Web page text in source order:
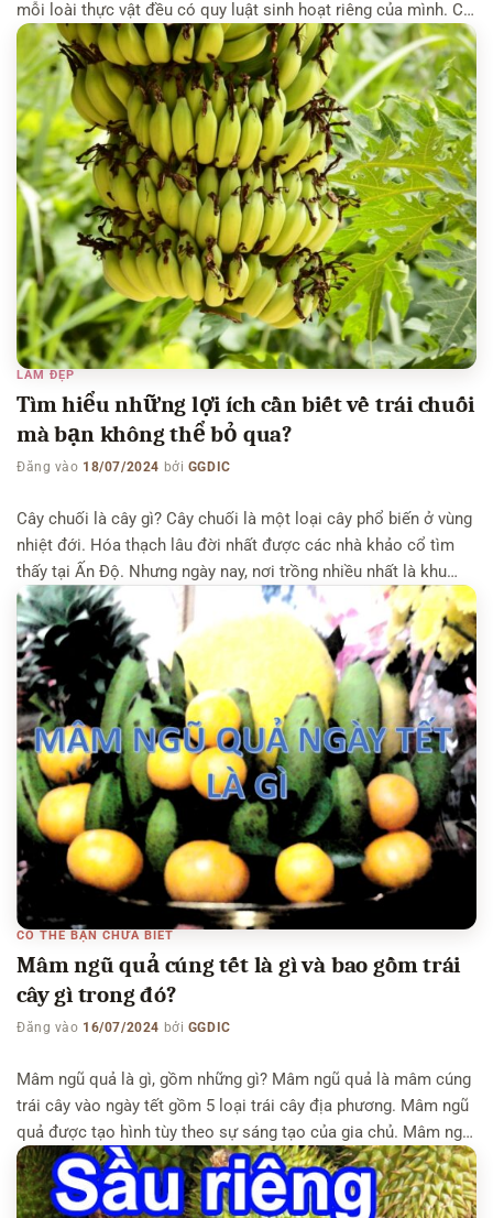
mỗi loài thực vật đều có quy luật sinh hoạt riêng của mình. Có
thể bạn quan tâm: Cây cối có ngủ hay không– Sầu riêng
thường rụng […]
LÀM ĐẸP
Tìm hiểu những lợi ích cần biết về trái chuối
mà bạn không thể bỏ qua?
Đăng vào 18/07/2024 bởi GGDIC
Cây chuối là cây gì? Cây chuối là một loại cây phổ biến ở vùng
nhiệt đới. Hóa thạch lâu đời nhất được các nhà khảo cổ tìm
thấy tại Ấn Độ. Nhưng ngày nay, nơi trồng nhiều nhất là khu
vực Đông Nam Á và Trung Mỹ. Và các quốc gia nhập khẩu
chuối […]
CÓ THỂ BẠN CHƯA BIẾT
Mâm ngũ quả cúng tết là gì và bao gồm trái
cây gì trong đó?
Đăng vào 16/07/2024 bởi GGDIC
Mâm ngũ quả là gì, gồm những gì? Mâm ngũ quả là mâm cúng
trái cây vào ngày tết gồm 5 loại trái cây địa phương. Mâm ngũ
quả được tạo hình tùy theo sự sáng tạo của gia chủ. Mâm ngũ
quả được sắp xếp sao cho đẹp mắt, chưng trang trọng trên
bàn […]